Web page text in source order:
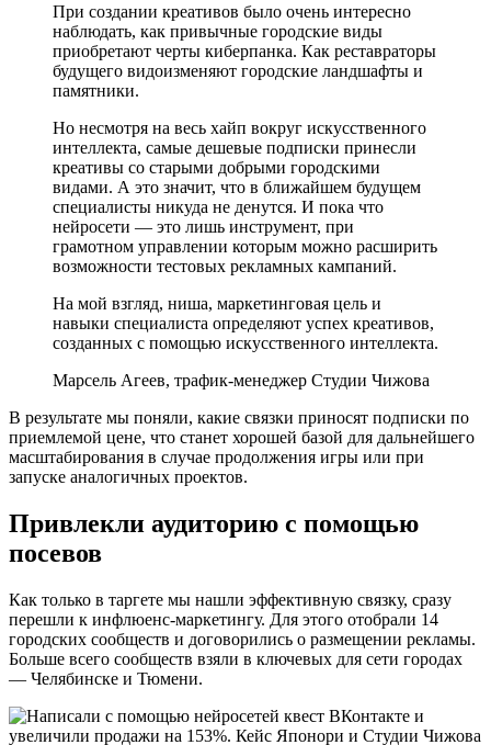
При создании креативов было очень интересно
наблюдать, как привычные городские виды
приобретают черты киберпанка. Как реставраторы
будущего видоизменяют городские ландшафты и
памятники.
Но несмотря на весь хайп вокруг искусственного
интеллекта, самые дешевые подписки принесли
креативы со старыми добрыми городскими
видами. А это значит, что в ближайшем будущем
специалисты никуда не денутся. И пока что
нейросети — это лишь инструмент, при
грамотном управлении которым можно расширить
возможности тестовых рекламных кампаний.
На мой взгляд, ниша, маркетинговая цель и
навыки специалиста определяют успех креативов,
созданных с помощью искусственного интеллекта.
Марсель Агеев, трафик-менеджер Студии Чижова
В результате мы поняли, какие связки приносят подписки по
приемлемой цене, что станет хорошей базой для дальнейшего
масштабирования в случае продолжения игры или при
запуске аналогичных проектов.
Привлекли аудиторию с помощью
посевов
Как только в таргете мы нашли эффективную связку, сразу
перешли к инфлюенс-маркетингу. Для этого отобрали 14
городских сообществ и договорились о размещении рекламы.
Больше всего сообществ взяли в ключевых для сети городах
— Челябинске и Тюмени.